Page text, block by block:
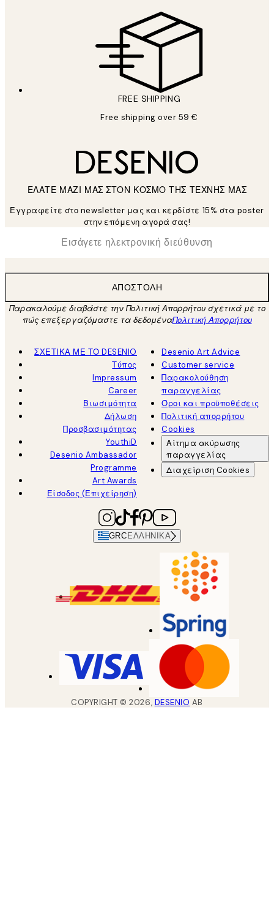
FREE SHIPPING
Free shipping over 59 €
ΕΛΑΤΕ ΜΑΖΙ ΜΑΣ ΣΤΟΝ ΚΟΣΜΟ ΤΗΣ ΤΕΧΝΗΣ ΜΑΣ
Εγγραφείτε στο newsletter μας και κερδίστε 15% στα poster
στην επόμενη αγορά σας!
Ηλεκτρονική Διεύθυνση
ΑΠΟΣΤΟΛΉ
Παρακαλούμε διαβάστε την Πολιτική Απορρήτου σχετικά με το
πώς επεξεργαζόμαστε τα δεδομέναΠολιτική Απορρήτου
ΣΧΕΤΙΚΑ ΜΕ ΤΟ DESENIO
Τύπος
Impressum
Career
Βιωσιμότητα
Δήλωση
Προσβασιμότητας
YouthiD
Desenio Ambassador
Programme
Art Awards
Είσοδος (Επιχείρηση)
Desenio Art Advice
Customer service
Παρακολούθηση
παραγγελίας
Όροι και προϋποθέσεις
Πολιτική απορρήτου
Cookies
Αίτημα ακύρωσης
παραγγελίας
Διαχείριση Cookies
GRC ΕΛΛΗΝΙΚΆ
COPYRIGHT ©2026, DESENIO AB